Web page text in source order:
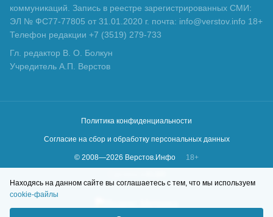
коммуникаций. Запись в реестре зарегистрированных СМИ:
ЭЛ № ФС77-77805 от 31.01.2020 г. почта: info@verstov.info 18+
Телефон редакции +7 (3519) 279-733
Гл. редактор В. О. Болкун
Учредитель А.П. Верстов
Политика конфиденциальности
Согласие на сбор и обработку персональных данных
© 2008—2026 Верстов.Инфо
18+
Находясь на данном сайте вы соглашаетесь с тем, что мы используем
cookie-файлы